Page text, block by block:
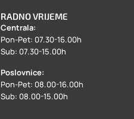
RADNO VRIJEME
Centrala:
Pon-Pet: 07.30-16.00h
Sub: 07.30-15.00h
Poslovnice:
Pon-Pet: 08.00-16.00h
Sub: 08.00-15.00h